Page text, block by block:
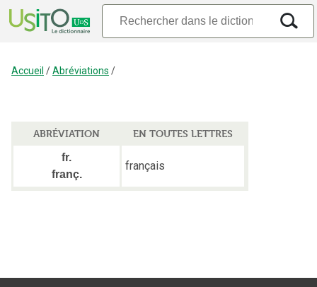
Accueil /Abréviations /
ABRÉVIATION
EN TOUTES LETTRES
fr.
franç.
français